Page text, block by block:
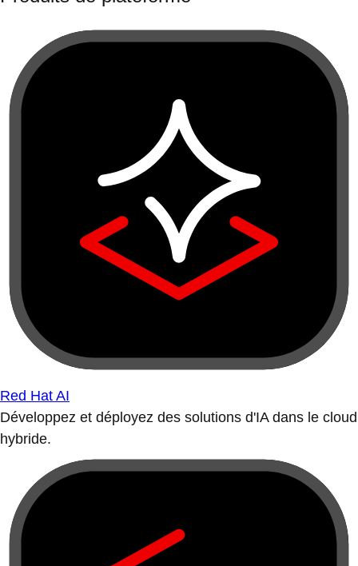
Red Hat AI
Développez et déployez des solutions d'IA dans le cloud
hybride.